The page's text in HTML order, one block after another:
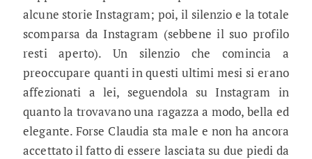
alcune storie Instagram; poi, il silenzio e la totale
scomparsa da Instagram (sebbene il suo profilo
resti aperto). Un silenzio che comincia a
preoccupare quanti in questi ultimi mesi si erano
affezionati a lei, seguendola su Instagram in
quanto la trovavano una ragazza a modo, bella ed
elegante. Forse Claudia sta male e non ha ancora
accettato il fatto di essere lasciata su due piedi da